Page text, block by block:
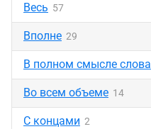
Весь 57
Вполне 29
В полном смысле слова
Во всем объеме 14
С концами 2